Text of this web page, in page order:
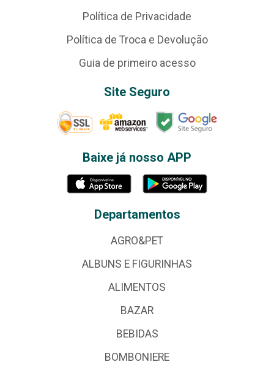
Política de Privacidade
Política de Troca e Devolução
Guia de primeiro acesso
Site Seguro
Baixe já nosso APP
Departamentos
AGRO&PET
ALBUNS E FIGURINHAS
ALIMENTOS
BAZAR
BEBIDAS
BOMBONIERE